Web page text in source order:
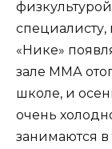
специалисту,
«Нике»
зале ММА
школе, и
очень
занимаются в